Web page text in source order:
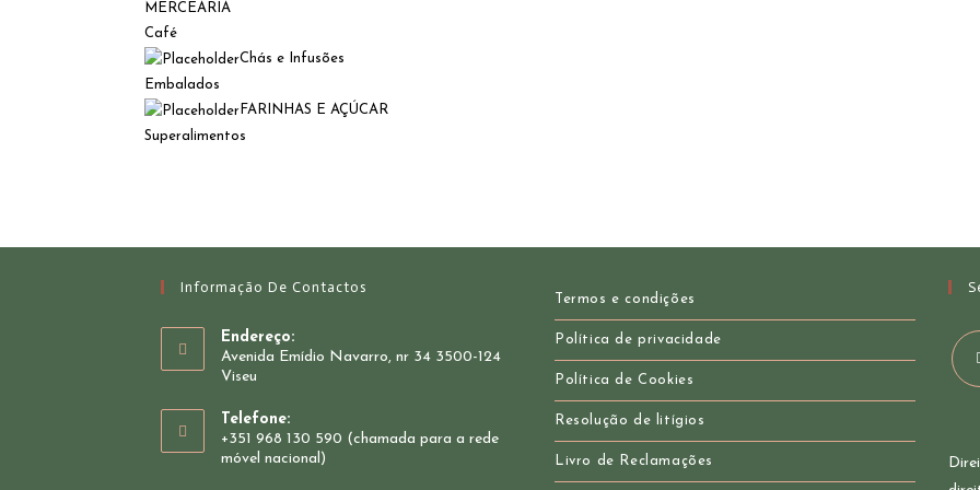
MERCEARIA
Café
Chás e Infusões
Embalados
FARINHAS E AÇÚCAR
Superalimentos
Informação De Contactos
Endereço:
Avenida Emídio Navarro, nr 34 3500-124
Viseu
Telefone:
+351 968 130 590 (chamada para a rede
móvel nacional)
Termos e condições
Política de privacidade
Política de Cookies
Resolução de litígios
Livro de Reclamações
a
new